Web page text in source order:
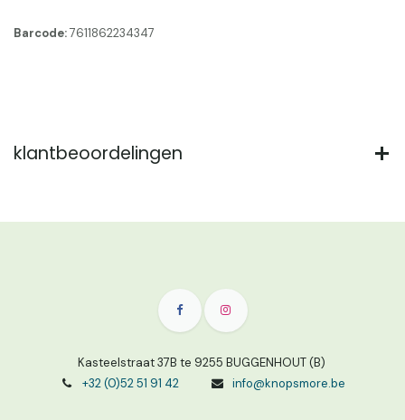
Barcode:7611862234347
klantbeoordelingen
Kasteelstraat 37B te 9255 BUGGENHOUT (B)
+32 (0)52 51 91 42
info@knopsmore.be